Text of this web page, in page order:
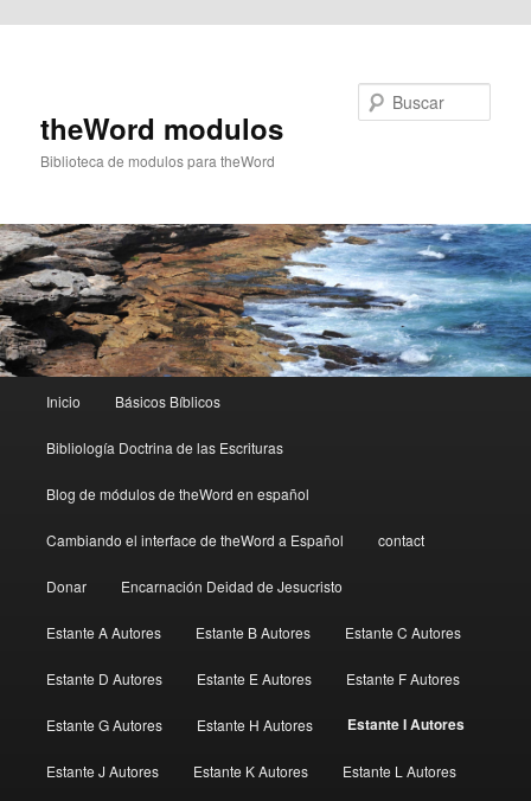
theWord modulos
Biblioteca de modulos para theWord
principal
Inicio Básicos Bíblicos
Bibliología Doctrina de las Escrituras
Blog de módulos de theWord en español
Cambiando el interface de theWord a Español contact
Donar Encarnación Deidad de Jesucristo
Estante A Autores Estante B Autores Estante C Autores
Estante D Autores Estante E Autores Estante F Autores
Estante G Autores Estante H Autores Estante I Autores
Estante J Autores Estante K Autores Estante L Autores